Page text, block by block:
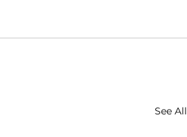
See All